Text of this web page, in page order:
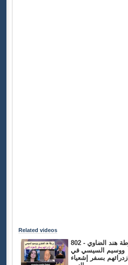
Related videos
802 - ورطة هند الضاوي
ووسيم السيسي في
ازدرائهم بسفر إشعياء